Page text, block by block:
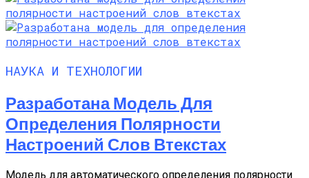
НАУКА И ТЕХНОЛОГИИ
Разработана Модель Для
Определения Полярности
Настроений Слов Втекстах
Модель для автоматического определения полярности